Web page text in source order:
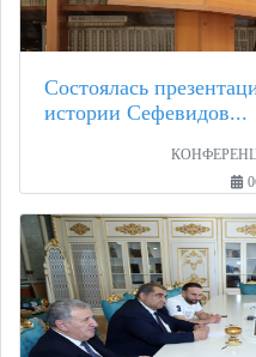
Состоялась
истории Сефевидов...